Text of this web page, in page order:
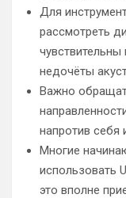
Для
рассмотреть
недочёты
Важно
напротив себя
Многие
использовать
это вполне